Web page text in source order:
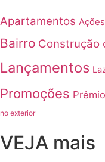
Apartamentos
Bairro Construção
Lançamentos
Promoções Prêmio
no exterior
VEJA mais